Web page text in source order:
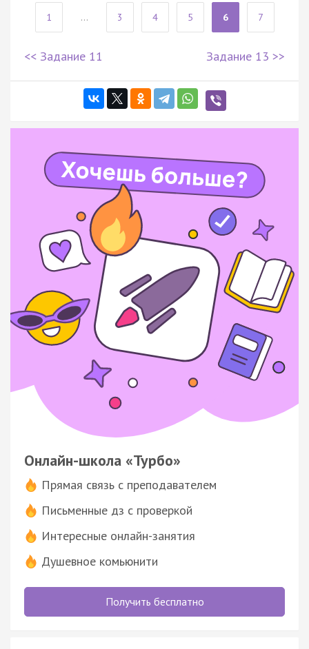
1 ... 3 4 5 6 7
<< Задание 11 Задание 13 >>
Онлайн-школа «Турбо»
Прямая связь с преподавателем
Письменные дз с проверкой
Интересные онлайн-занятия
Душевное комьюнити
Получить бесплатно